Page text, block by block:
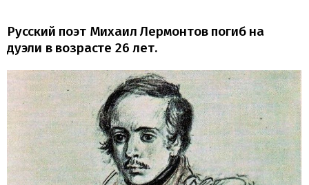
Русский поэт Михаил Лермонтов погиб на
дуэли в возрасте 26 лет.